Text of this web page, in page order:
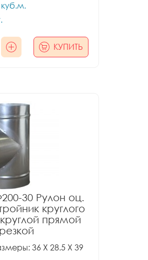
КУПИТЬ
30 Рулон оц.
круглого
прямой
36 X 28.5 X 39